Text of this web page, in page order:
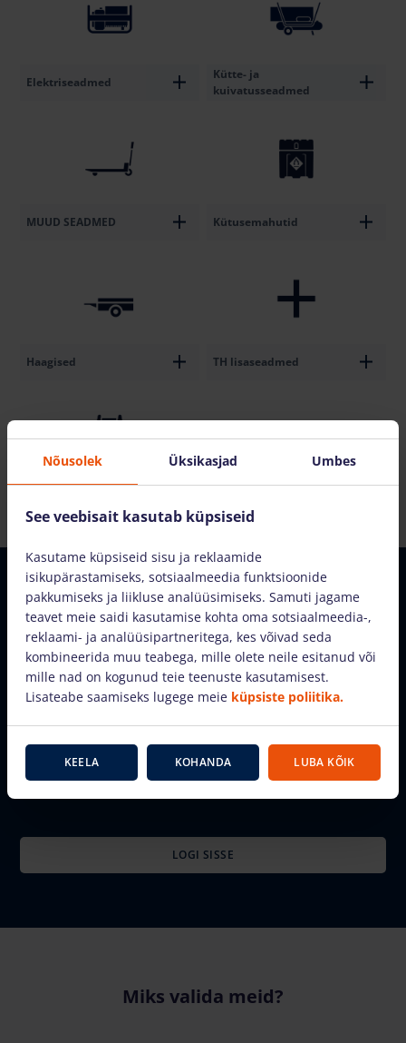
Elektriseadmed
Kütte- ja
kuivatusseadmed
MUUD SEADMED Kütusemahutid
Haagised TH lisaseadmed
Kuidas see töötab?
Valige ja tellige tõsteseadmed vaid mõne klõpsuga
1 2
LOGI SISSE
Miks valida meid?
Nõusolek Üksikasjad Umbes
See veebisait kasutab küpsiseid
Kasutame küpsiseid sisu ja reklaamide
isikupärastamiseks, sotsiaalmeedia funktsioonide
pakkumiseks ja liikluse analüüsimiseks. Samuti jagame
teavet meie saidi kasutamise kohta oma sotsiaalmeedia-,
reklaami- ja analüüsipartneritega, kes võivad seda
kombineerida muu teabega, mille olete neile esitanud või
mille nad on kogunud teie teenuste kasutamisest.
Lisateabe saamiseks lugege meie küpsiste poliitika.
KEELA KOHANDA LUBA KÕIK